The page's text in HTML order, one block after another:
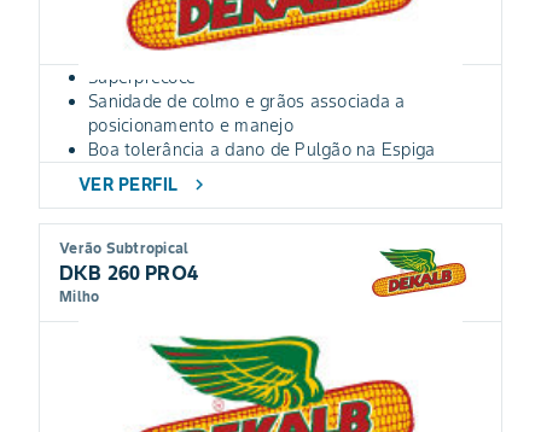
Superprecoce
Sanidade de colmo e grãos associada a
posicionamento e manejo
Boa tolerância a dano de Pulgão na Espiga
VER PERFIL
chevron_right
Verão Subtropical
DKB 260 PRO4
Milho